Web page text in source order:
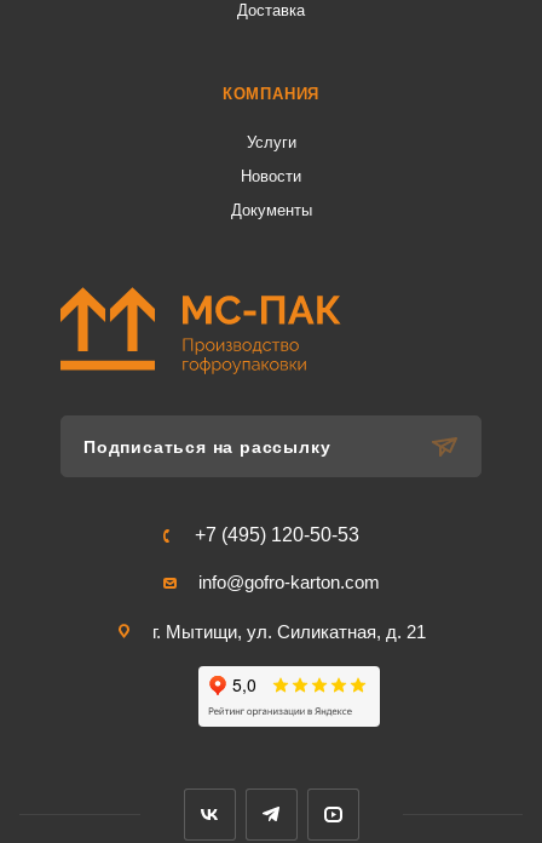
Доставка
КОМПАНИЯ
Услуги
Новости
Документы
Подписаться на рассылку
+7 (495) 120-50-53
info@gofro-karton.com
г. Мытищи, ул. Силикатная, д. 21